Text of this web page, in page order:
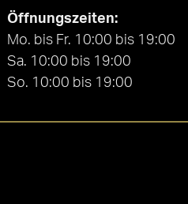
Öffnungszeiten:
Mo. bis Fr. 10:00 bis 19:00
Sa. 10:00 bis 19:00
So. 10:00 bis 19:00